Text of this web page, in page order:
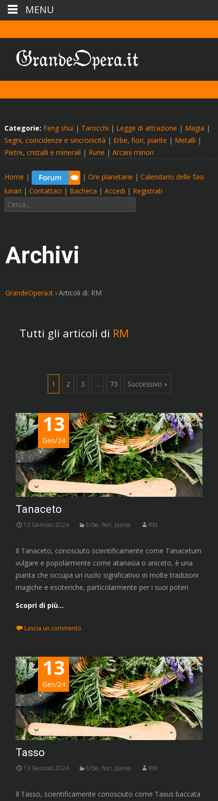
Categorie: Feng shui | Tarocchi | Legge di attrazione | Magia |
Segni, coincidenze e sincronicità | Erbe, fiori, piante | Metalli |
Pietre, cristalli e minerali | Rune | Arcani minori
Home | | Ore planetarie | Calendario delle fasi
lunari | Contattaci | Bacheca | Accedi | Registrati
Cerca:
Archivi
GrandeOpera.it ›Articoli di: RM
Tutti gli articoli di RM
Navigazione
articoli
1 2 3 … 73 Successivo »
13
Gen/24
Tanaceto
13 Gennaio 2024 Erbe, fiori, piante RM
Il Tanaceto, conosciuto scientificamente come Tanacetum
vulgare e popolarmente come atanasia o aniceto, è una
pianta che occupa un ruolo significativo in molte tradizioni
magiche e esoteriche, particolarmente per i suoi poteri
Scopri di più…
Lascia un commento
13
Gen/24
Tasso
13 Gennaio 2024 Erbe, fiori, piante RM
Il Tasso, scientificamente conosciuto come Taxus baccata
MENU